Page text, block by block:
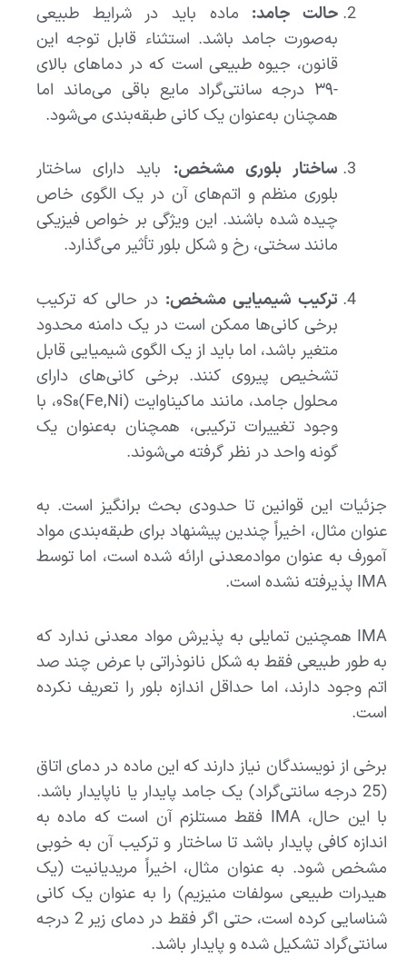
حالت جامد:ماده باید در شرایط طبیعی
به‌صورت جامد باشد. استثناء قابل توجه این
قانون، جیوه طبیعی است که در دماهای بالای
-۳۹ درجه سانتی‌گراد مایع باقی می‌ماند اما
همچنان به‌عنوان یک کانی طبقه‌بندی می‌شود.
ساختار بلوری مشخص:باید دارای ساختار
بلوری منظم و اتم‌های آن در یک الگوی خاص
چیده شده باشند. این ویژگی بر خواص فیزیکی
مانند سختی، رخ و شکل بلور تأثیر می‌گذارد.
ترکیب شیمیایی مشخص:در حالی که ترکیب
برخی کانی‌ها ممکن است در یک دامنه محدود
متغیر باشد، اما باید از یک الگوی شیمیایی قابل
تشخیص پیروی کنند. برخی کانی‌های دارای
محلول جامد، مانند ماکیناوایت (Fe,Ni)₉S₈، با
وجود تغییرات ترکیبی، همچنان به‌عنوان یک
گونه واحد در نظر گرفته می‌شوند.
جزئیات این قوانین تا حدودی بحث برانگیز است. به
عنوان مثال، اخیراً چندین پیشنهاد برای طبقه‌بندی مواد
آمورف به عنوان موادمعدنی ارائه شده است، اما توسط
IMA پذیرفته نشده است.
IMA همچنین تمایلی به پذیرش مواد معدنی ندارد که
به طور طبیعی فقط به شکل نانوذراتی با عرض چند صد
اتم وجود دارند، اما حداقل اندازه بلور را تعریف نکرده
است.
برخی از نویسندگان نیاز دارند که این ماده در دمای اتاق
(25 درجه سانتی‌گراد) یک جامد پایدار یا ناپایدار باشد.
با این حال، IMA فقط مستلزم آن است که ماده به
اندازه کافی پایدار باشد تا ساختار و ترکیب آن به خوبی
مشخص شود. به عنوان مثال، اخیراً مریدیانیت (یک
هیدرات طبیعی سولفات منیزیم) را به عنوان یک کانی
شناسایی کرده است، حتی اگر فقط در دمای زیر 2 درجه
سانتی‌گراد تشکیل شده و پایدار باشد.